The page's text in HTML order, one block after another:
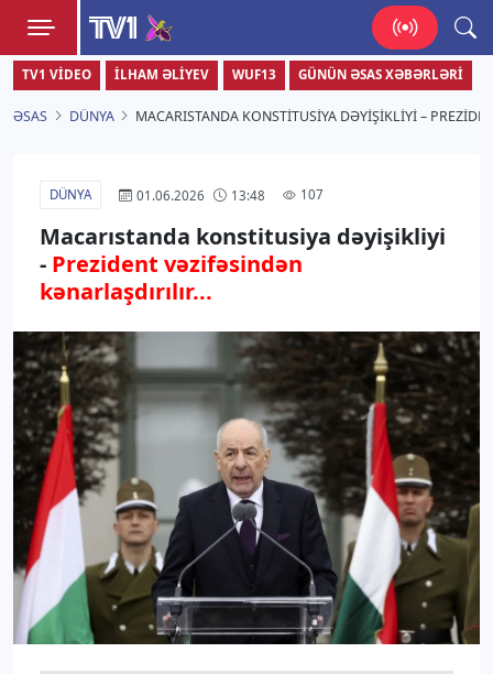
TV1
Zamanı bizimlə yaşa!
TV1 VIDEO İLHAM ƏLIYEV WUF13 GÜNÜN ƏSAS XƏBƏRLƏRI
ƏSAS DÜNYA MACARISTANDA KONSTITUSIYA DƏYIŞIKLIYI –
DÜNYA 01.06.2026 13:48 107
Macarıstanda konstitusiya dəyişikliyi
- Prezident vəzifəsindən
kənarlaşdırılır...